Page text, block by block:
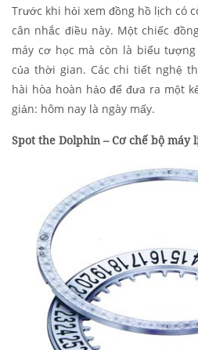
Trước khi hỏi xem đồng hồ lịch có
cân nhắc điều này. Một chiếc
máy cơ học mà còn là biểu
của thời gian. Các chi tiết nghệ
hài hòa hoàn hảo để đưa ra một
giản: hôm nay là ngày mấy.
Spot the Dolphin – Cơ chế bộ máy